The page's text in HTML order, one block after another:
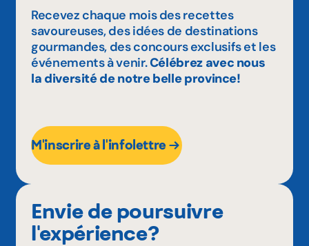
Recevez chaque mois des recettes
savoureuses, des idées de destinations
gourmandes, des concours exclusifs et les
événements à venir.Célébrez avec nous
la diversité de notre belle province!
M'inscrire à l'infolettre
Envie de poursuivre
l'expérience?